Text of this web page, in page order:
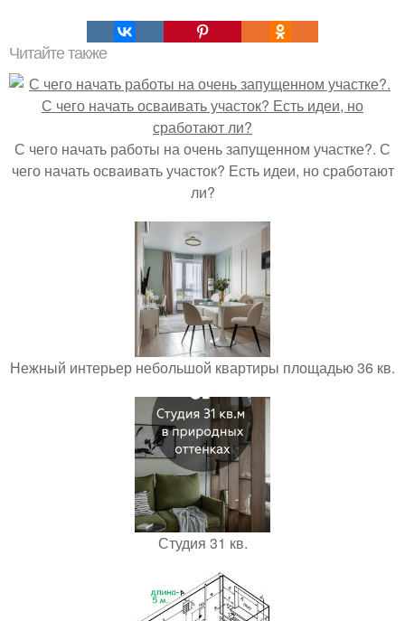
Читайте также
С чего начать работы на очень запущенном участке?. С
чего начать осваивать участок? Есть идеи, но сработают
ли?
Нежный интерьер небольшой квартиры площадью 36 кв.
Студия 31 кв.